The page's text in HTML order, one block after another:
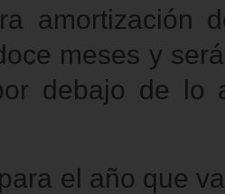
amortización
meses y
debajo de lo
el año que